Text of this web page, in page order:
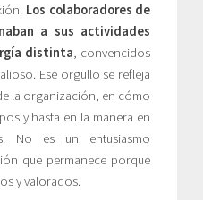
Los colaboradores de
a sus actividades
distinta, convencidos
Ese orgullo se refleja
la organización, en cómo
y hasta en la manera en
No es un entusiasmo
que permanece porque
y valorados.